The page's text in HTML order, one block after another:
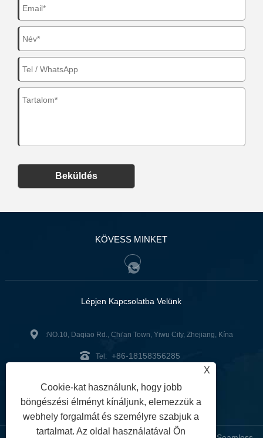
Beküldés
KÖVESS MINKET
Lépjen Kapcsolatba Velünk
:NO.10, Daqiao Rd., Chi'an Town, Yiwu City, Zhejiang, Kína
Tel: +86-18158356285
Fax: +86-579-89979099
X
Cookie-kat használunk, hogy jobb
böngészési élményt kínáljunk, elemezzük a
webhely forgalmát és személyre szabjuk a
tartalmat. Az oldal használatával Ön